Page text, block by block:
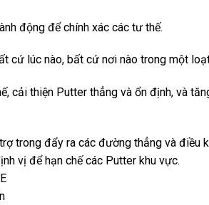
động để chính xác các tư thế.
cứ lúc nào, bất cứ nơi nào trong một
cải thiện Putter thẳng và ổn định, và
trong đẩy ra các đường thẳng và điều
vị để hạn chế các Putter khu vực.